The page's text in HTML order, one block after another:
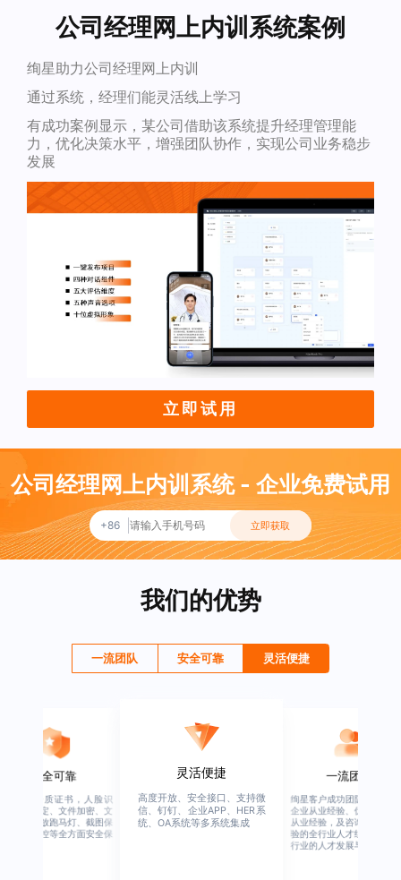
公司经理网上内训系统案例
绚星助力公司经理网上内训
通过系统，经理们能灵活线上学习
有成功案例显示，某公司借助该系统提升经理管理能
力，优化决策水平，增强团队协作，实现公司业务稳步
发展
立即试用
公司经理网上内训系统 - 企业免费试用
+86 立即获取
我们的优势
一流团队 安全可靠 灵活便捷
安全可靠
业权威资质证书，人脸识
、设备绑定、文件加密、文
水印、播放跑马灯、截图保
、权限管控等全方面安全保
灵活便捷
高度开放、安全接口、支持微
信、钉钉、企业APP、HER系
统、OA系统等多系统集成
一流团队
绚星客户成功团队，由有多
企业从业经验、优秀培训机
从业经验，及咨询公司从业
验的全行业人才组成，涉猎
行业的人才发展与培养模块